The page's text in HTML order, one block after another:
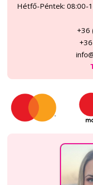
Hétfő-Péntek: 08:00-
+36